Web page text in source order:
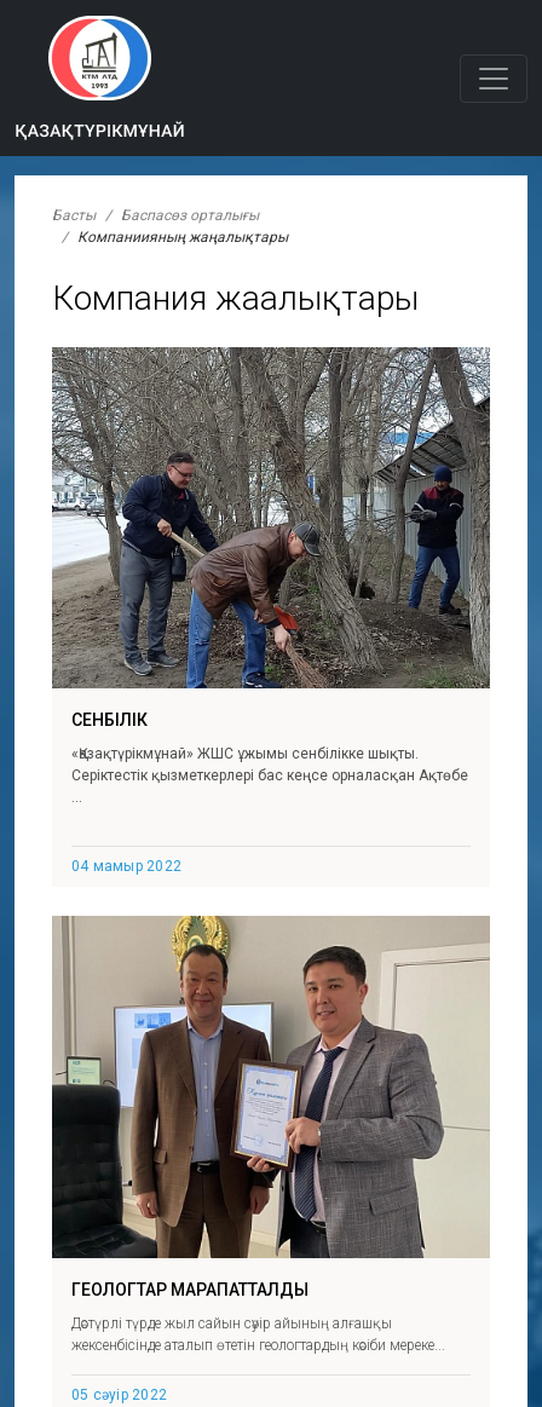
Басты
Баспасөз орталығы
Компаниияның жаңалықтары
Компания жаңалықтары
СЕНБІЛІК
«Қазақтүрікмұнай» ЖШС ұжымы сенбілікке шықты.
Серіктестік қызметкерлері бас кеңсе орналасқан Ақтөбе
...
04 мамыр 2022
ГЕОЛОГТАР МАРАПАТТАЛДЫ
Дәстүрлі түрде жыл сайын сәуір айының алғашқы
жексенбісінде аталып өтетін геологтардың кәсіби мереке...
05 сәуір 2022